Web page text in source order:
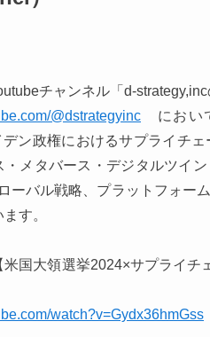
チャンネル「d-
@dstrategyinc におい
デン政権におけるサプライチ
・メタバース・デジタルツイ
ーバル戦略、プラットフォー
す。
米国大領選挙2024×サプライ
watch?v=Gydx36hmGss